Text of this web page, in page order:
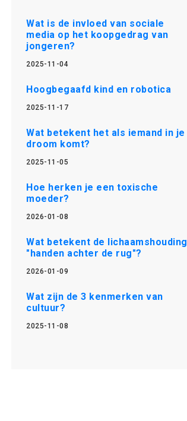
Wat is de invloed van sociale
media op het koopgedrag van
jongeren?
2025-11-04
Hoogbegaafd kind en robotica
2025-11-17
Wat betekent het als iemand in je
droom komt?
2025-11-05
Hoe herken je een toxische
moeder?
2026-01-08
Wat betekent de lichaamshouding
"handen achter de rug"?
2026-01-09
Wat zijn de 3 kenmerken van
cultuur?
2025-11-08